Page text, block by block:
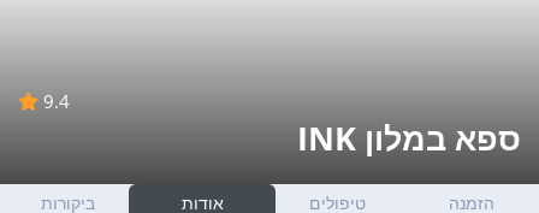
9.4
ספא במלון INK
הזמנה טיפולים אודות ביקורות